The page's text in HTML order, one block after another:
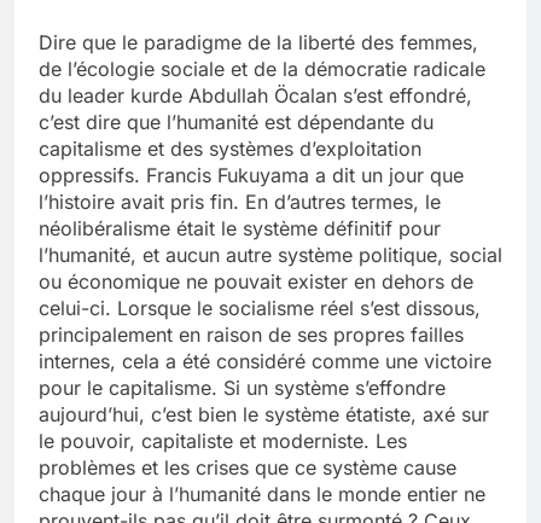
Dire que le paradigme de la liberté des femmes,
de l’écologie sociale et de la démocratie radicale
du leader kurde Abdullah Öcalan s’est effondré,
c’est dire que l’humanité est dépendante du
capitalisme et des systèmes d’exploitation
oppressifs. Francis Fukuyama a dit un jour que
l’histoire avait pris fin. En d’autres termes, le
néolibéralisme était le système définitif pour
l’humanité, et aucun autre système politique, social
ou économique ne pouvait exister en dehors de
celui-ci. Lorsque le socialisme réel s’est dissous,
principalement en raison de ses propres failles
internes, cela a été considéré comme une victoire
pour le capitalisme. Si un système s’effondre
aujourd’hui, c’est bien le système étatiste, axé sur
le pouvoir, capitaliste et moderniste. Les
problèmes et les crises que ce système cause
chaque jour à l’humanité dans le monde entier ne